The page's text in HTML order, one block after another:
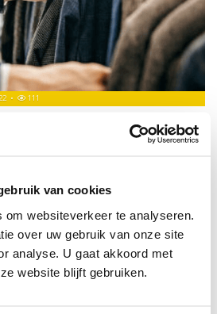
van cookies
websiteverkeer te analyseren.
over uw gebruik van onze site
analyse. U gaat akkoord met
website blijft gebruiken.
FASHION BOUTIQUE ÉN
111
1